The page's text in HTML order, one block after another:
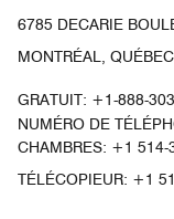
6785 DECARIE
MONTRÉAL,
GRATUIT: +1-888-
NUMÉRO DE
CHAMBRES: +1 514-
TÉLÉCOPIEUR: +1